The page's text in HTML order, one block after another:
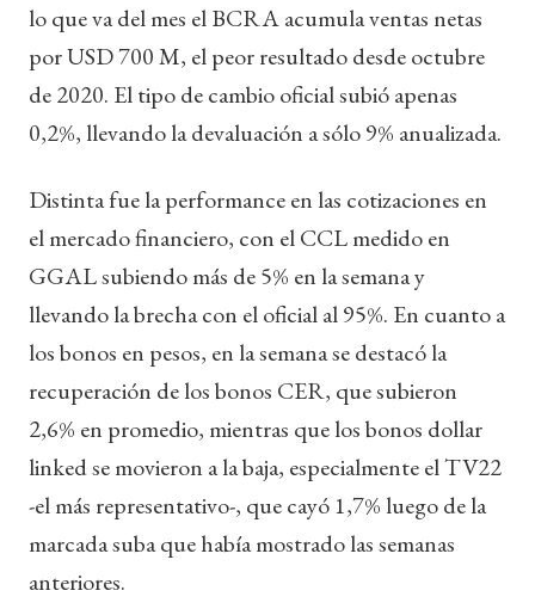
lo que va del mes el BCRA acumula ventas netas
por USD 700 M, el peor resultado desde octubre
de 2020. El tipo de cambio oficial subió apenas
0,2%, llevando la devaluación a sólo 9% anualizada.
Distinta fue la performance en las cotizaciones en
el mercado financiero, con el CCL medido en
GGAL subiendo más de 5% en la semana y
llevando la brecha con el oficial al 95%. En cuanto a
los bonos en pesos, en la semana se destacó la
recuperación de los bonos CER, que subieron
2,6% en promedio, mientras que los bonos dollar
linked se movieron a la baja, especialmente el TV22
-el más representativo-, que cayó 1,7% luego de la
marcada suba que había mostrado las semanas
anteriores.